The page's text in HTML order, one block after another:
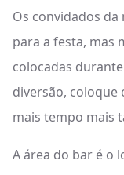
Os convidados
para a festa, mas
colocadas
diversão, coloque
mais tempo mais
A área do bar é o